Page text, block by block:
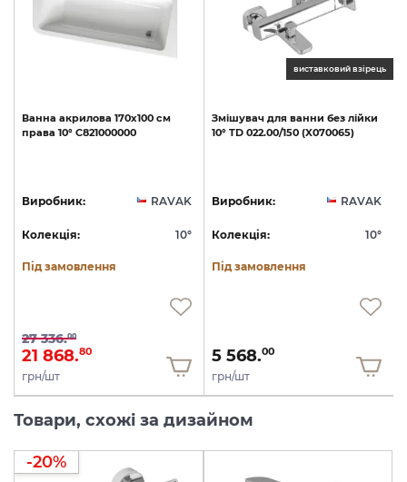
Ванна акрилова 170x100 см
права 10° C821000000
Виробник: RAVAK
Колекція: 10°
Під замовлення
27 336.00
21 868.80
грн/шт
виставковий взірець
Змішувач для ванни без лійки
10° TD 022.00/150 (X070065)
Виробник: RAVAK
Колекція: 10°
Під замовлення
5 568.00
грн/шт
Товари, схожі за дизайном
-20%